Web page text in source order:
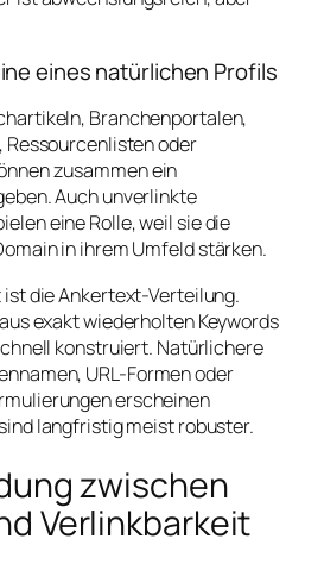
eines natürlichen Profils
Branchenportalen,
Ressourcenlisten oder
zusammen ein
Auch unverlinkte
eine Rolle, weil sie die
in ihrem Umfeld stärken.
die Ankertext-Verteilung.
exakt wiederholten Keywords
konstruiert. Natürlichere
URL-Formen oder
erscheinen
langfristig meist robuster.
zwischen
Verlinkbarkeit